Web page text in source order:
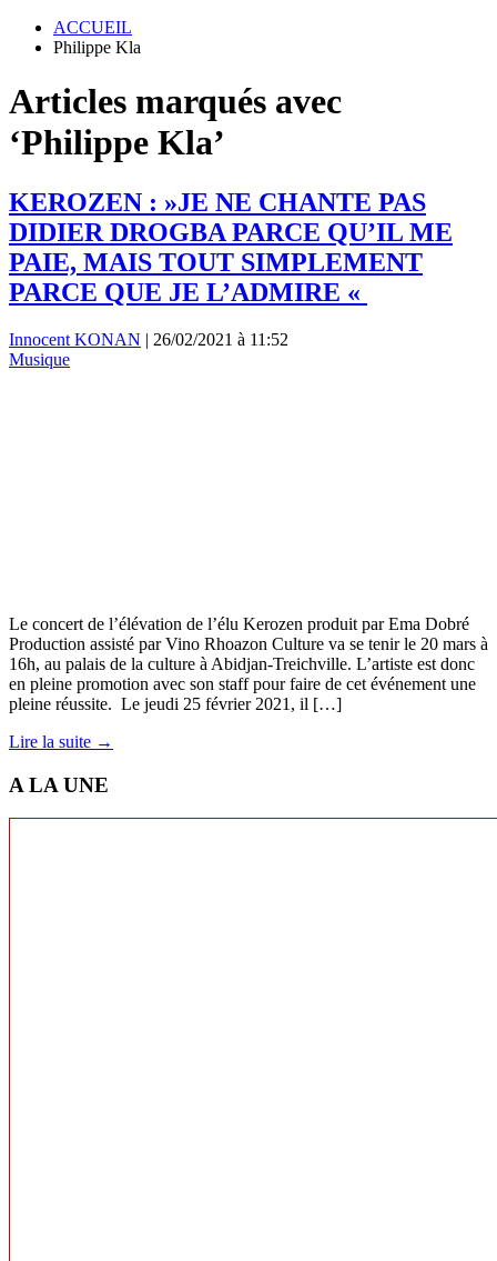
ACCUEIL
Philippe Kla
Articles marqués avec
‘Philippe Kla’
KEROZEN : »JE NE CHANTE PAS
DIDIER DROGBA PARCE QU’IL ME
PAIE, MAIS TOUT SIMPLEMENT
PARCE QUE JE L’ADMIRE «
Innocent KONAN | 26/02/2021 à 11:52
Musique
Le concert de l’élévation de l’élu Kerozen produit par Ema Dobré
Production assisté par Vino Rhoazon Culture va se tenir le 20 mars à
16h, au palais de la culture à Abidjan-Treichville. L’artiste est donc
en pleine promotion avec son staff pour faire de cet événement une
pleine réussite. Le jeudi 25 février 2021, il […]
Lire la suite →
A LA UNE